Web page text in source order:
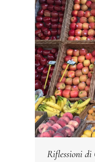
Riflessioni di